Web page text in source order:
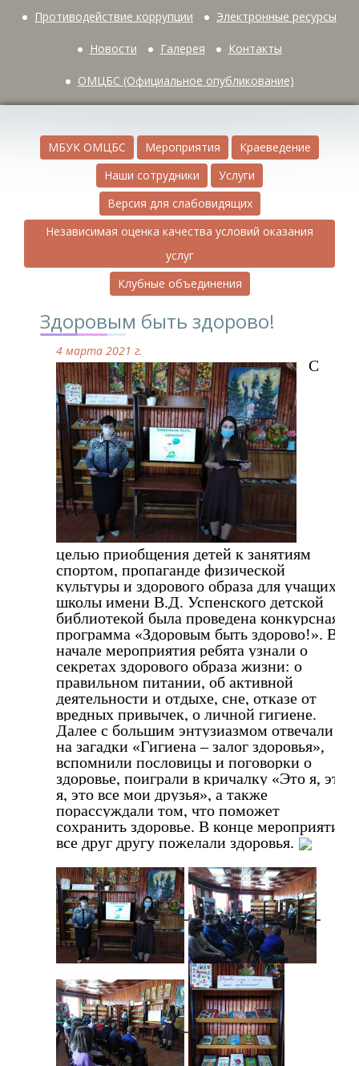
Противодействие коррупции Электронные ресурсы
Новости Галерея Контакты
ОМЦБС (Официальное опубликование)
МБУК ОМЦБС Мероприятия
Краеведение
Наши сотрудники
Услуги
Версия для слабовидящих
Независимая оценка качества условий оказания
услуг
Клубные объединения
Здоровым быть здорово!
4 марта 2021 г.
С
целью приобщения детей к занятиям
спортом, пропаганде физической
культуры и здорового образа для учащихся
школы имени В.Д. Успенского детской
библиотекой была проведена конкурсная
программа «Здоровым быть здорово!». В
начале мероприятия ребята узнали о
секретах здорового образа жизни: о
правильном питании, об активной
деятельности и отдыхе, сне, отказе от
вредных привычек, о личной гигиене.
Далее с большим энтузиазмом отвечали
на загадки «Гигиена – залог здоровья»,
вспомнили пословицы и поговорки о
здоровье, поиграли в кричалку «Это я, это
я, это все мои друзья», а также
порассуждали том, что поможет
сохранить здоровье. В конце мероприятия
все друг другу пожелали здоровья.